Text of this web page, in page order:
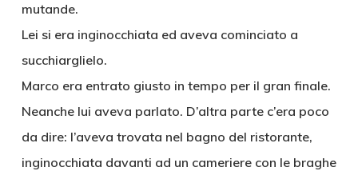
mutande.
Lei si era inginocchiata ed aveva cominciato a
succhiarglielo.
Marco era entrato giusto in tempo per il gran finale.
Neanche lui aveva parlato. D’altra parte c’era poco
da dire: l’aveva trovata nel bagno del ristorante,
inginocchiata davanti ad un cameriere con le braghe